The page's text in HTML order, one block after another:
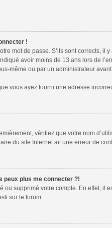
!
mot de passe. S’ils sont corrects, il
avoir moins de 13 ans lors de
même ou par un administrateur
vous ayez fourni une adresse
vérifiez que votre nom
du site Internet ait une erreur de
peux plus me connecter ?!
ou supprimé votre compte. En effet,
sur le forum.